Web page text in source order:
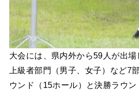
大会には、県内外から59人が出場
上級者部門（男子、女子）など7
ウンド（15ホール）と決勝ラウ